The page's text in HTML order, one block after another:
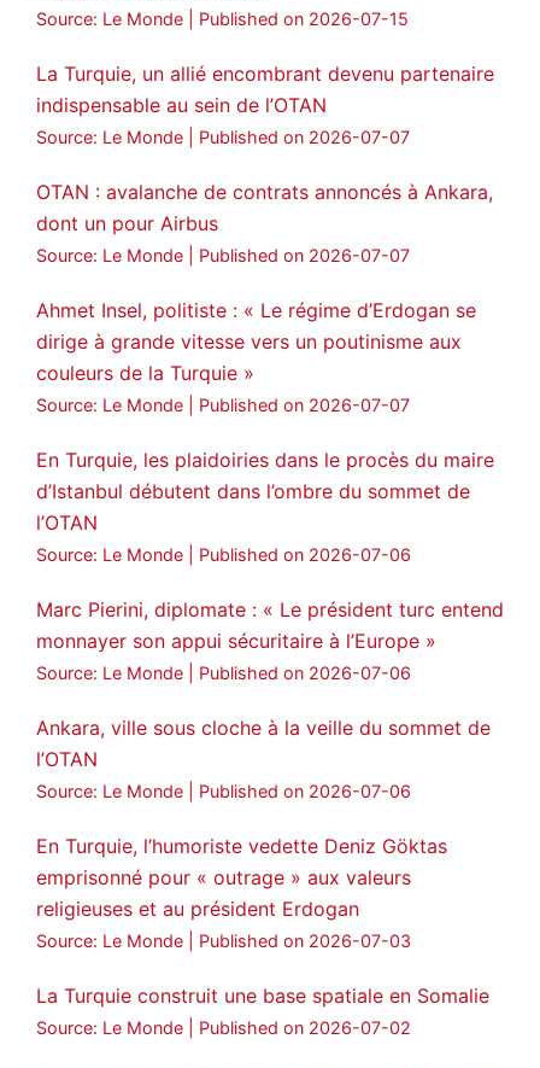
Source: Le Monde Published on 2026-07-15
La Turquie, un allié encombrant devenu partenaire
indispensable au sein de l’OTAN
Source: Le Monde Published on 2026-07-07
OTAN : avalanche de contrats annoncés à Ankara,
dont un pour Airbus
Source: Le Monde Published on 2026-07-07
Ahmet Insel, politiste : « Le régime d’Erdogan se
dirige à grande vitesse vers un poutinisme aux
couleurs de la Turquie »
Source: Le Monde Published on 2026-07-07
En Turquie, les plaidoiries dans le procès du maire
d’Istanbul débutent dans l’ombre du sommet de
l’OTAN
Source: Le Monde Published on 2026-07-06
Marc Pierini, diplomate : « Le président turc entend
monnayer son appui sécuritaire à l’Europe »
Source: Le Monde Published on 2026-07-06
Ankara, ville sous cloche à la veille du sommet de
l’OTAN
Source: Le Monde Published on 2026-07-06
En Turquie, l’humoriste vedette Deniz Göktas
emprisonné pour « outrage » aux valeurs
religieuses et au président Erdogan
Source: Le Monde Published on 2026-07-03
La Turquie construit une base spatiale en Somalie
Source: Le Monde Published on 2026-07-02